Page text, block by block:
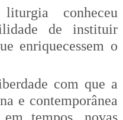
conheceu
de instituir
enriquecessem o
com que a
e contemporânea